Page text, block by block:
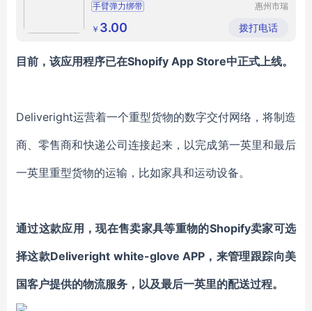
手臂弹力绑带
惠州市瑞
有限公司
￥ 3.00 拨打电话
目前，该应用程序已在Shopify App Store中正式上线。
Deliveright运营着一个重型货物的数字交付网络，将制造
商、零售商和快递公司连接起来，以完成第一英里和最后
一英里重型货物的运输，比如家具和运动设备。
通过这款应用，现在售卖家具等重物的Shopify卖家可选
择这款Deliveright white-glove APP，来管理跟踪向美
国客户提供的物流服务，以及最后一英里的配送过程。